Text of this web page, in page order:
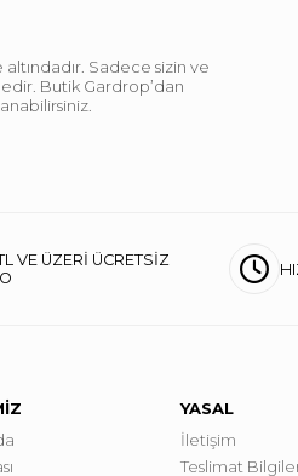
Sadece sizin ve
Butik Gardrop’dan
VE ÜZERİ ÜCRETSİZ
YASAL
İletişim
Teslimat